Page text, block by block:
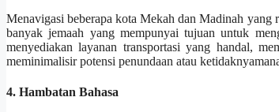
Menavigasi beberapa kota Mekah dan Madinah yang
banyak jemaah yang mempunyai tujuan untuk
menyediakan layanan transportasi yang handal,
meminimalisir potensi penundaan atau
4. Hambatan Bahasa